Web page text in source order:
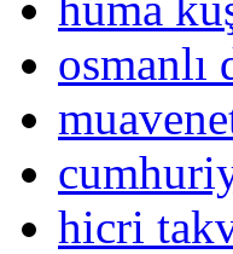
osmanlı
hicri